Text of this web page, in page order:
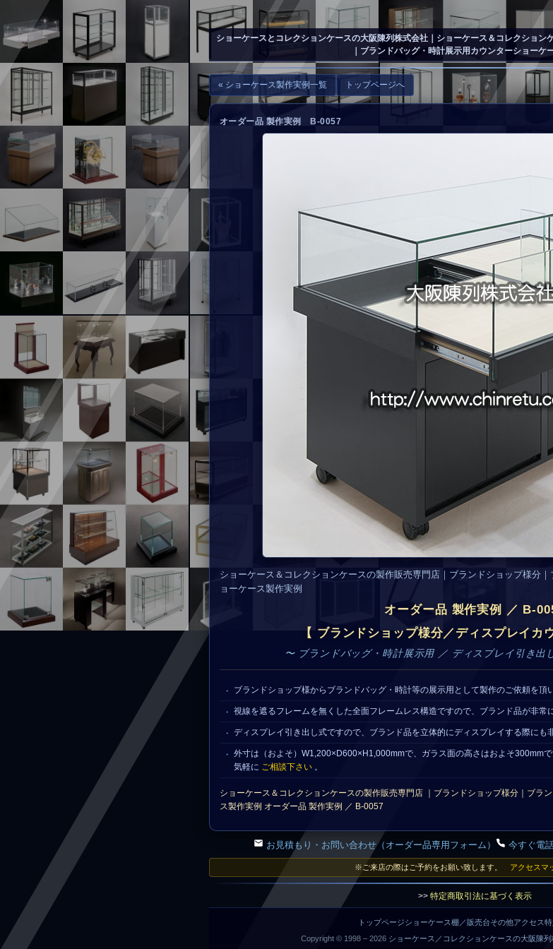
お問い合わせ
ショーケースとコレクションケースの大阪陳列株式会社 ｜ショーケース＆コレクショ
｜ブランドバッグ・時計展示用カウンターショーケ
« ショーケース製作実例一覧 トップページへ
オーダー品 製作実例 B-0057
ショーケース＆コレクションケースの製作販売専門店｜ブランドショップ様分
ョーケース製作実例
オーダー品 製作実例 ／ B-
【 ブランドショップ様分／ディスプレイカ
〜 ブランドバッグ・時計展示用 ／ ディスプレイ引き出
ブランドショップ様からブランドバッグ・時計等の展示用として製作のご依頼を頂
視線を遮るフレームを無くした全面フレームレス構造ですので、ブランド品が非常
ディスプレイ引き出し式ですので、ブランド品を立体的にディスプレイする際にも
外寸は（およそ）W1,200×D600×H1,000mmで、ガラス面の高さはおよそ300mm
気軽に ご相談下さい 。
ショーケース＆コレクションケースの製作販売専門店 ｜ブランドショップ様分｜ブラ
ス製作実例 オーダー品 製作実例 ／ B-0057
お見積もり・お問い合わせ（オーダー品専用フォーム） 今すぐ電
※ご来店の際はご予約をお願い致します。 アクセスマ
>> 特定商取引法に基づく表示
トップページショーケース棚／販売台その他アクセス
Copyright © 1998 – 2026 ショーケース／コレクションケースの大阪陳列